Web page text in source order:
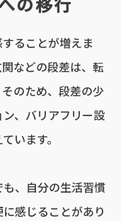
ることが増えま
などの段差は、転
のため、段差の少
、バリアフリー設
います。
、自分の生活習慣
感じることがあり